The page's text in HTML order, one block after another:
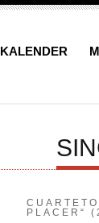
KALENDER
PLACER“